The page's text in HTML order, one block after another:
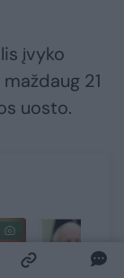
įvyko
21
uosto.